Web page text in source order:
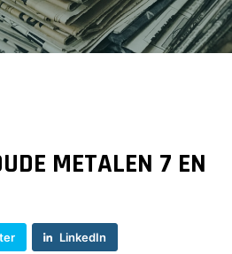
Business
Ledenshop
METALEN 7 EN
LinkedIn